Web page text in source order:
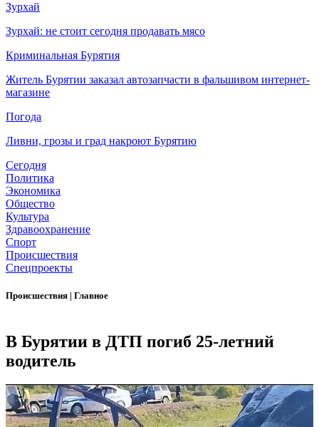
Зурхай
Зурхай: не стоит сегодня продавать мясо
Криминальная Бурятия
Житель Бурятии заказал автозапчасти в фальшивом интернет-
магазине
Погода
Ливни, грозы и град накроют Бурятию
Сегодня
Политика
Экономика
Общество
Культура
Здравоохранение
Спорт
Происшествия
Спецпроекты
Происшествия | Главное
В Бурятии в ДТП погиб 25-летний
водитель